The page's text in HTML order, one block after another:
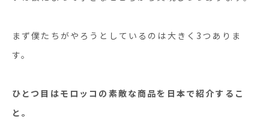
まず僕たちがやろうとしているのは大きく 3 つありま
す。
ひとつ目はモロッコの素敵な商品を日本で紹介するこ
と。